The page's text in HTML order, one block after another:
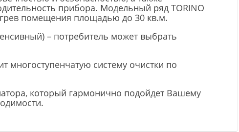
прибора. Модельный ряд TORINO
помещения площадью до 30 кв.м.
– потребитель может выбрать
многоступенчатую систему очистки по
который гармонично подойдет Вашему